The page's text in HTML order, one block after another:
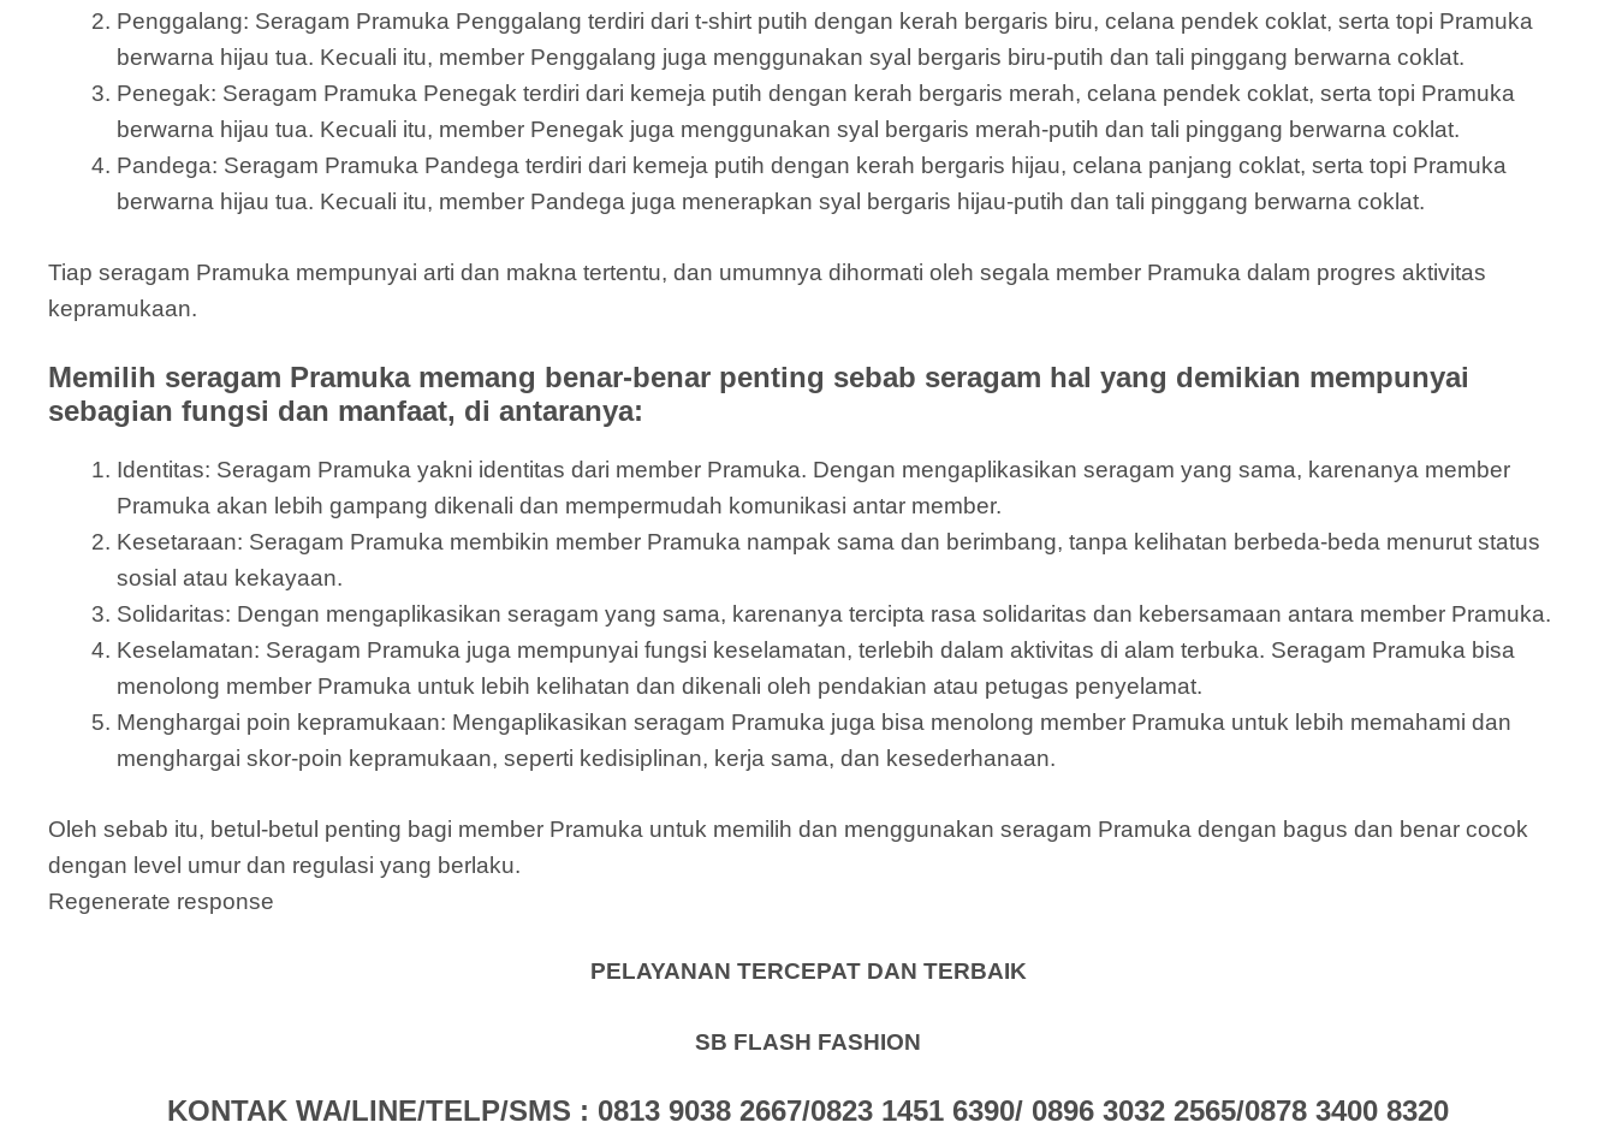
Penggalang: Seragam Pramuka Penggalang terdiri dari t-shirt putih dengan kerah bergaris biru, celana pendek coklat, serta topi Pramuka
berwarna hijau tua. Kecuali itu, member Penggalang juga menggunakan syal bergaris biru-putih dan tali pinggang berwarna coklat.
Penegak: Seragam Pramuka Penegak terdiri dari kemeja putih dengan kerah bergaris merah, celana pendek coklat, serta topi Pramuka
berwarna hijau tua. Kecuali itu, member Penegak juga menggunakan syal bergaris merah-putih dan tali pinggang berwarna coklat.
Pandega: Seragam Pramuka Pandega terdiri dari kemeja putih dengan kerah bergaris hijau, celana panjang coklat, serta topi Pramuka
berwarna hijau tua. Kecuali itu, member Pandega juga menerapkan syal bergaris hijau-putih dan tali pinggang berwarna coklat.
Tiap seragam Pramuka mempunyai arti dan makna tertentu, dan umumnya dihormati oleh segala member Pramuka dalam progres aktivitas
kepramukaan.
Memilih seragam Pramuka memang benar-benar penting sebab seragam hal yang demikian mempunyai
sebagian fungsi dan manfaat, di antaranya:
Identitas: Seragam Pramuka yakni identitas dari member Pramuka. Dengan mengaplikasikan seragam yang sama, karenanya member
Pramuka akan lebih gampang dikenali dan mempermudah komunikasi antar member.
Kesetaraan: Seragam Pramuka membikin member Pramuka nampak sama dan berimbang, tanpa kelihatan berbeda-beda menurut status
sosial atau kekayaan.
Solidaritas: Dengan mengaplikasikan seragam yang sama, karenanya tercipta rasa solidaritas dan kebersamaan antara member Pramuka.
Keselamatan: Seragam Pramuka juga mempunyai fungsi keselamatan, terlebih dalam aktivitas di alam terbuka. Seragam Pramuka bisa
menolong member Pramuka untuk lebih kelihatan dan dikenali oleh pendakian atau petugas penyelamat.
Menghargai poin kepramukaan: Mengaplikasikan seragam Pramuka juga bisa menolong member Pramuka untuk lebih memahami dan
menghargai skor-poin kepramukaan, seperti kedisiplinan, kerja sama, dan kesederhanaan.
Oleh sebab itu, betul-betul penting bagi member Pramuka untuk memilih dan menggunakan seragam Pramuka dengan bagus dan benar cocok
dengan level umur dan regulasi yang berlaku.
Regenerate response
PELAYANAN TERCEPAT DAN TERBAIK
SB FLASH FASHION
KONTAK WA/LINE/TELP/SMS : 0813 9038 2667/0823 1451 6390/ 0896 3032 2565/0878 3400 8320